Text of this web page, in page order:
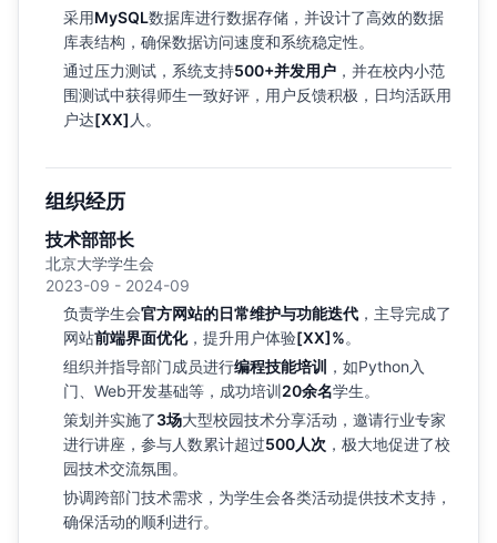
采用MySQL数据库进行数据存储，并设计了高效的数据
库表结构，确保数据访问速度和系统稳定性。
通过压力测试，系统支持500+并发用户 ，并在校内小范
围测试中获得师生一致好评，用户反馈积极，日均活跃用
户达[XX] 人。
组织经历
技术部部长
北京大学学生会
2023-09 - 2024-09
负责学生会官方网站的日常维护与功能迭代 ，主导完成了
网站前端界面优化，提升用户体验[XX]%。
组织并指导部门成员进行编程技能培训 ，如Python入
门、Web开发基础等，成功培训20余名学生。
策划并实施了3场大型校园技术分享活动，邀请行业专家
进行讲座，参与人数累计超过500人次 ，极大地促进了校
园技术交流氛围。
协调跨部门技术需求，为学生会各类活动提供技术支持，
确保活动的顺利进行。